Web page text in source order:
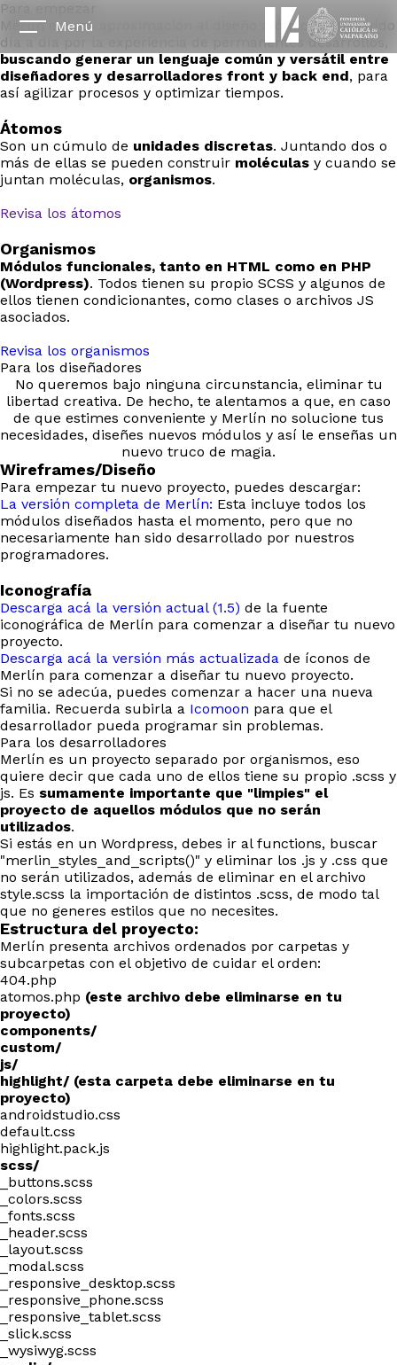
Menú
Para empezar
Merlín es una aproximación al diseño atómico construído
día a día por la experiencia de permanentes desarrollos,
buscando generar un lenguaje común y versátil entre
diseñadores y desarrolladores front y back end, para
así agilizar procesos y optimizar tiempos.
Átomos
Son un cúmulo de unidades discretas. Juntando dos o
más de ellas se pueden construir moléculas y cuando se
juntan moléculas, organismos.
Revisa los átomos
Organismos
Módulos funcionales, tanto en HTML como en PHP
(Wordpress). Todos tienen su propio SCSS y algunos de
ellos tienen condicionantes, como clases o archivos JS
asociados.
Revisa los organismos
Para los diseñadores
No queremos bajo ninguna circunstancia, eliminar tu
libertad creativa. De hecho, te alentamos a que, en caso
de que estimes conveniente y Merlín no solucione tus
necesidades, diseñes nuevos módulos y así le enseñas un
nuevo truco de magia.
Wireframes/Diseño
Para empezar tu nuevo proyecto, puedes descargar:
La versión completa de Merlín: Esta incluye todos los
módulos diseñados hasta el momento, pero que no
necesariamente han sido desarrollado por nuestros
programadores.
Iconografía
Descarga acá la versión actual (1.5) de la fuente
iconográfica de Merlín para comenzar a diseñar tu nuevo
proyecto.
Descarga acá la versión más actualizada de íconos de
Merlín para comenzar a diseñar tu nuevo proyecto.
Si no se adecúa, puedes comenzar a hacer una nueva
familia. Recuerda subirla a Icomoon para que el
desarrollador pueda programar sin problemas.
Para los desarrolladores
Merlín es un proyecto separado por organismos, eso
quiere decir que cada uno de ellos tiene su propio .scss y
js. Es sumamente importante que "limpies" el
proyecto de aquellos módulos que no serán
utilizados.
Si estás en un Wordpress, debes ir al functions, buscar
"merlin_styles_and_scripts()" y eliminar los .js y .css que
no serán utilizados, además de eliminar en el archivo
style.scss la importación de distintos .scss, de modo tal
que no generes estilos que no necesites.
Estructura del proyecto:
Merlín presenta archivos ordenados por carpetas y
subcarpetas con el objetivo de cuidar el orden:
404.php
atomos.php (este archivo debe eliminarse en tu
proyecto)
components/
custom/
js/
highlight/ (esta carpeta debe eliminarse en tu
proyecto)
androidstudio.css
default.css
highlight.pack.js
scss/
_buttons.scss
_colors.scss
_fonts.scss
_header.scss
_layout.scss
_modal.scss
_responsive_desktop.scss
_responsive_phone.scss
_responsive_tablet.scss
_slick.scss
_wysiwyg.scss